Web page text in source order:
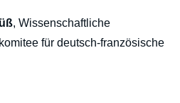
, Wissenschaftliche
für deutsch-französische